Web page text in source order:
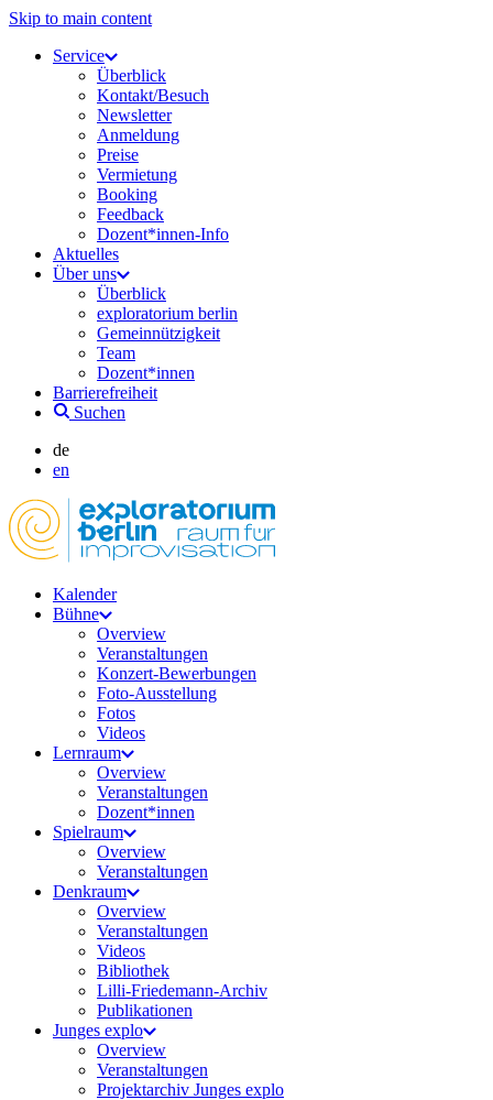
Skip to main content
Service
Überblick
Kontakt/Besuch
Newsletter
Anmeldung
Preise
Vermietung
Booking
Feedback
Dozent*innen-Info
Aktuelles
Über uns
Überblick
exploratorium berlin
Gemeinnützigkeit
Team
Dozent*innen
Barrierefreiheit
Suchen
de
en
Kalender
Bühne
Overview
Veranstaltungen
Konzert-Bewerbungen
Foto-Ausstellung
Fotos
Videos
Lernraum
Overview
Veranstaltungen
Dozent*innen
Spielraum
Overview
Veranstaltungen
Denkraum
Overview
Veranstaltungen
Videos
Bibliothek
Lilli-Friedemann-Archiv
Publikationen
Junges explo
Overview
Veranstaltungen
Projektarchiv Junges explo